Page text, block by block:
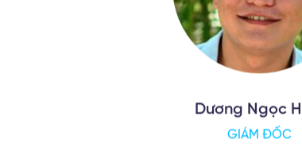
Dương Ngọc
GIÁM ĐỐC